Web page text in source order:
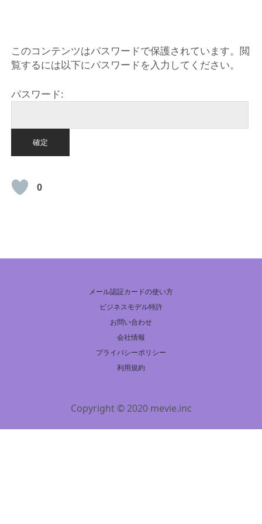
このコンテンツはパスワードで保護されています。閲
覧するには以下にパスワードを入力してください。
パスワード:
0
メール認証カードの使い方
ビジネスモデル特許
お問い合わせ
会社情報
プライバシーポリシー
利用規約
Copyright © 2020 mevie.inc